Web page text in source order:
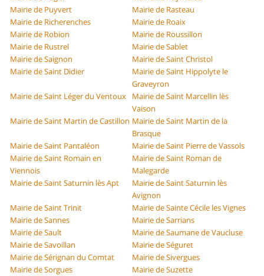
Mairie de Puyvert
Mairie de Rasteau
Mairie de Richerenches
Mairie de Roaix
Mairie de Robion
Mairie de Roussillon
Mairie de Rustrel
Mairie de Sablet
Mairie de Saignon
Mairie de Saint Christol
Mairie de Saint Didier
Mairie de Saint Hippolyte le
Graveyron
Mairie de Saint Léger du Ventoux
Mairie de Saint Marcellin lès
Vaison
Mairie de Saint Martin de Castillon Mairie de Saint Martin de la
Brasque
Mairie de Saint Pantaléon
Mairie de Saint Pierre de Vassols
Mairie de Saint Romain en
Viennois
Mairie de Saint Roman de
Malegarde
Mairie de Saint Saturnin lès Apt
Mairie de Saint Saturnin lès
Avignon
Mairie de Saint Trinit
Mairie de Sainte Cécile les Vignes
Mairie de Sannes
Mairie de Sarrians
Mairie de Sault
Mairie de Saumane de Vaucluse
Mairie de Savoillan
Mairie de Séguret
Mairie de Sérignan du Comtat
Mairie de Sivergues
Mairie de Sorgues
Mairie de Suzette